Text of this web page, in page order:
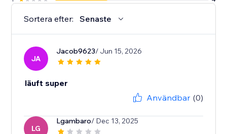
Sortera efter: Senaste
JA
Jacob9623/ Jun 15, 2026
läuft super
Användbar (0)
LG
Lgambaro/ Dec 13, 2025